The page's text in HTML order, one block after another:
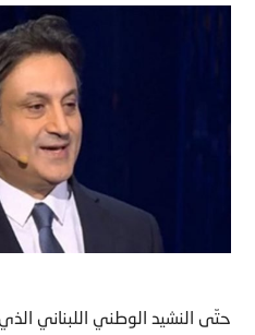
حتّى النشيد الوطني اللبناني